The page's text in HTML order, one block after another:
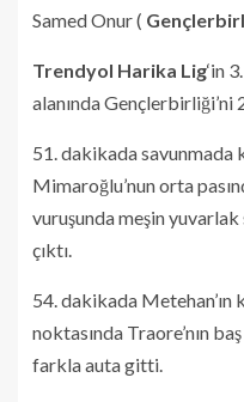
Samed Onur (
Trendyol Harika Lig‘in
alanında Gençlerbirliği’ni
51. dakikada savunmada
Mimaroğlu’nun orta
vuruşunda meşin
çıktı.
54. dakikada Metehan’ın
noktasında Traore’nın
farkla auta gitti.